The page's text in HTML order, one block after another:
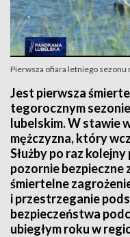
Pierwsza ofiara letniego sezonu
Jest pierwsza
tegorocznym
lubelskim. W stawie
mężczyzna, który
Służby po raz
pozornie bezpieczne
śmiertelne
i przestrzeganie
bezpieczeństwa
ubiegłym roku w